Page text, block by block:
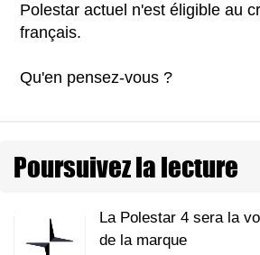
Polestar actuel n'est éligible au
français.
Qu'en pensez-vous ?
Poursuivez la lecture
La Polestar 4 sera la
de la marque